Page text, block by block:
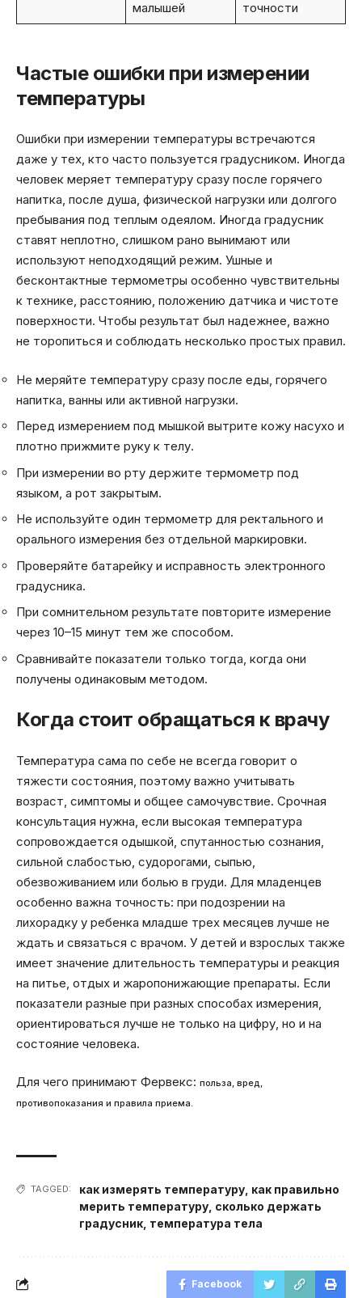
малышей
точности
Частые ошибки при измерении
температуры
Ошибки при измерении температуры встречаются
даже у тех, кто часто пользуется градусником. Иногда
человек меряет температуру сразу после горячего
напитка, после душа, физической нагрузки или долгого
пребывания под теплым одеялом. Иногда градусник
ставят неплотно, слишком рано вынимают или
используют неподходящий режим. Ушные и
бесконтактные термометры особенно чувствительны
к технике, расстоянию, положению датчика и чистоте
поверхности. Чтобы результат был надежнее, важно
не торопиться и соблюдать несколько простых правил.
Не меряйте температуру сразу после еды, горячего
напитка, ванны или активной нагрузки.
Перед измерением под мышкой вытрите кожу насухо и
плотно прижмите руку к телу.
При измерении во рту держите термометр под
языком, а рот закрытым.
Не используйте один термометр для ректального и
орального измерения без отдельной маркировки.
Проверяйте батарейку и исправность электронного
градусника.
При сомнительном результате повторите измерение
через 10–15 минут тем же способом.
Сравнивайте показатели только тогда, когда они
получены одинаковым методом.
Когда стоит обращаться к врачу
Температура сама по себе не всегда говорит о
тяжести состояния, поэтому важно учитывать
возраст, симптомы и общее самочувствие. Срочная
консультация нужна, если высокая температура
сопровождается одышкой, спутанностью сознания,
сильной слабостью, судорогами, сыпью,
обезвоживанием или болью в груди. Для младенцев
особенно важна точность: при подозрении на
лихорадку у ребенка младше трех месяцев лучше не
ждать и связаться с врачом. У детей и взрослых также
имеет значение длительность температуры и реакция
на питье, отдых и жаропонижающие препараты. Если
показатели разные при разных способах измерения,
ориентироваться лучше не только на цифру, но и на
состояние человека.
Для чего принимают Фервекс: польза, вред,
противопоказания и правила приема.
TAGGED: как измерять температуру как правильно
мерить температуру сколько держать
градусник температура тела
Facebook